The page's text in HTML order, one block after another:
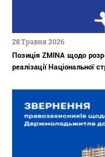
28 Травня 2026
Позиція ZMINA щодо
реалізації Національної